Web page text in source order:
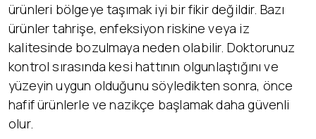
ürünleri bölgeye taşımak iyi bir fikir değildir. Bazı
ürünler tahrişe, enfeksiyon riskine veya iz
kalitesinde bozulmaya neden olabilir. Doktorunuz
kontrol sırasında kesi hattının olgunlaştığını ve
yüzeyin uygun olduğunu söyledikten sonra, önce
hafif ürünlerle ve nazikçe başlamak daha güvenli
olur.